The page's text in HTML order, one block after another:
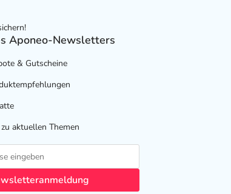
Aponeo-Newsletters
& Gutscheine
aktuellen Themen